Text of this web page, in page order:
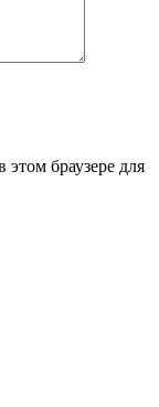
браузере для